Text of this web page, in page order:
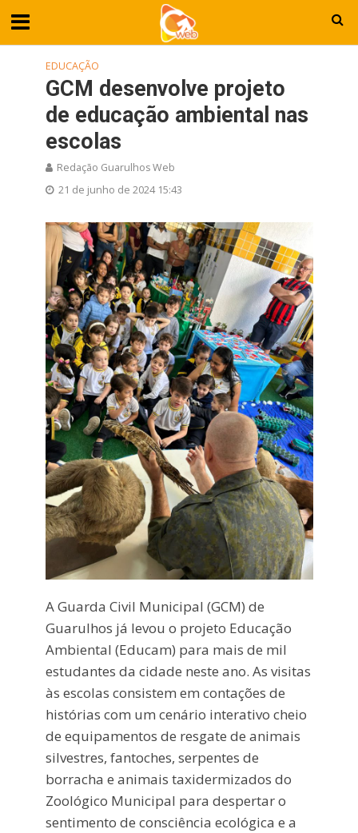
EDUCAÇÃO
GCM desenvolve projeto
de educação ambiental nas
escolas
Redação Guarulhos Web
21 de junho de 2024 15:43
A Guarda Civil Municipal (GCM) de
Guarulhos já levou o projeto Educação
Ambiental (Educam) para mais de mil
estudantes da cidade neste ano. As visitas
às escolas consistem em contações de
histórias com um cenário interativo cheio
de equipamentos de resgate de animais
silvestres, fantoches, serpentes de
borracha e animais taxidermizados do
Zoológico Municipal para despertar o
sentimento de consciência ecológica e a